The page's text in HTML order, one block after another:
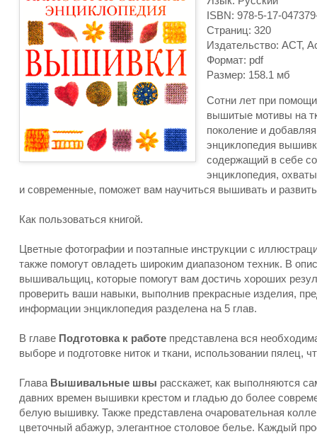
ISBN: 978-5-17-
Страниц: 320
Издательство: АСТ,
Формат: pdf
Размер: 158.1 мб
Сотни лет при
вышитые мотивы на
поколение и
энциклопедия
содержащий в себе
энциклопедия,
и современные, поможет вам научиться вышивать и
Как пользоваться книгой.
Цветные фотографии и поэтапные инструкции с
также помогут овладеть широким диапазоном техник. В
вышивальщиц, которые помогут вам достичь хороших
проверить ваши навыки, выполнив прекрасные изделия,
информации энциклопедия разделена на 5 глав.
В главе Подготовка к работе представлена вся
выборе и подготовке ниток и ткани, использовании пялец,
Глава Вышивальные швы расскажет, как выполняются
давних времен вышивки крестом и гладью до более
белую вышивку. Также представлена очаровательная
цветочный абажур, элегантное столовое белье. Каждый